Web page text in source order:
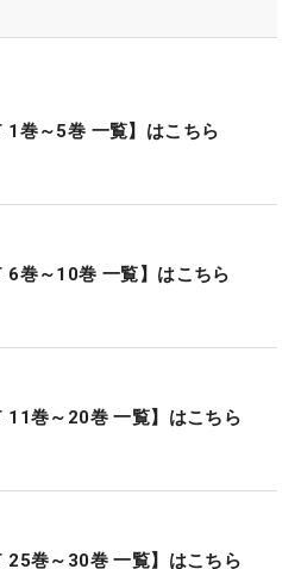
1巻～5巻 一覧】はこちら
6巻～10巻 一覧】はこちら
11巻～20巻 一覧】はこちら
25巻～30巻 一覧】はこちら